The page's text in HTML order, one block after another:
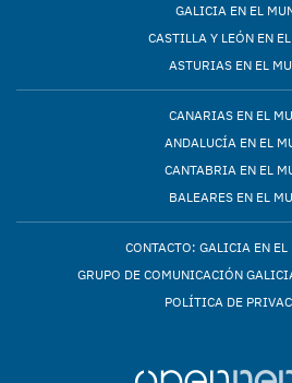
GALICIA EN EL
CASTILLA Y LEÓN EN
ASTURIAS EN EL
CANARIAS EN EL
ANDALUCÍA EN EL
CANTABRIA EN EL
BALEARES EN EL
CONTACTO: GALICIA EN EL
GRUPO DE COMUNICACIÓN
POLÍTICA DE